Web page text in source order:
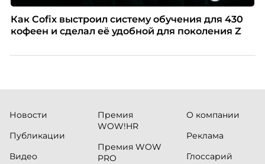
Как Cofix выстроил систему обучения для 430
кофеен и сделал её удобной для поколения Z
Новости
Публикации
Видео
Премия
WOW!HR
Премия WOW
PRO
О компании
Реклама
Глоссарий